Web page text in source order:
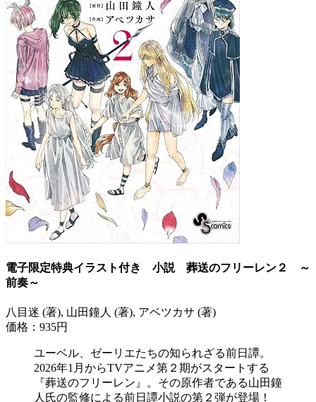
電子限定特典イラスト付き 小説 葬送のフリーレン２ ～
前奏～
八目迷 (著), 山田鐘人 (著), アベツカサ (著)
価格：935円
ユーベル、ゼーリエたちの知られざる前日譚。
2026年1月からTVアニメ第２期がスタートする
『葬送のフリーレン』。その原作者である山田鐘
人氏の監修による前日譚小説の第２弾が登場！